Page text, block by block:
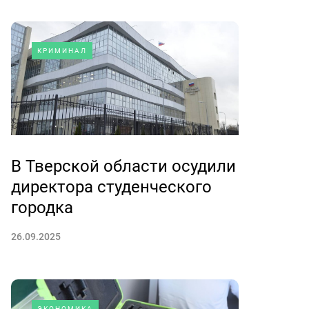
КРИМИНАЛ
В Тверской области осудили
директора студенческого
городка
26.09.2025